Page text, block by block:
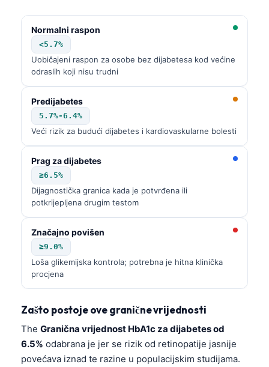
Normalni raspon
<5.7%
Uobičajeni raspon za osobe bez dijabetesa kod većine
odraslih koji nisu trudni
Predijabetes
5.7%-6.4%
Veći rizik za budući dijabetes i kardiovaskularne bolesti
Prag za dijabetes
≥6.5%
Dijagnostička granica kada je potvrđena ili
potkrijepljena drugim testom
Značajno povišen
≥9.0%
Loša glikemijska kontrola; potrebna je hitna klinička
procjena
Zašto postoje ove granične vrijednosti
The Granična vrijednost HbA1c za dijabetes od
6.5% odabrana je jer se rizik od retinopatije jasnije
povećava iznad te razine u populacijskim studijama.